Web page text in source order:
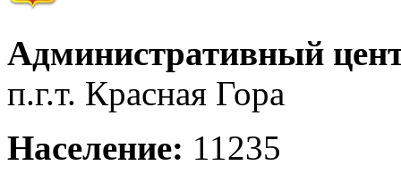
Административный
п.г.т. Красная Гора
Население: 11235